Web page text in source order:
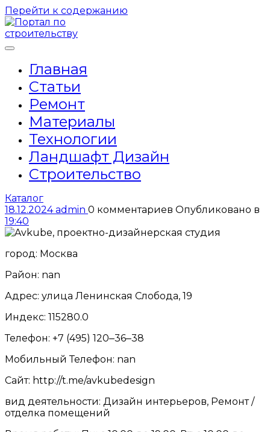
Перейти к содержанию
Главная
Статьи
Ремонт
Материалы
Технологии
Ландшафт Дизайн
Строительство
Каталог
18.12.2024 admin 0 комментариев Опубликовано в
19:40
город: Москва
Район: nan
Адрес: улица Ленинская Слобода, 19
Индекс: 115280.0
Телефон: +7 (495) 120‒36‒38
Мобильный Телефон: nan
Сайт: http://t.me/avkubedesign
вид деятельности: Дизайн интерьеров, Ремонт /
отделка помещений